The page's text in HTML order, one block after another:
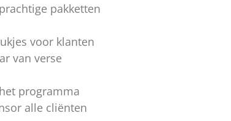
pakketten
voor klanten
van verse
programma
alle cliënten